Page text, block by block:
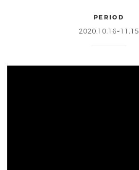
PERIOD
2020.10.16~11.15